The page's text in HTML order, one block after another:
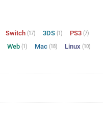
Switch (17) 3DS (1) PS3 (7)
Web (1) Mac (18) Linux (10)